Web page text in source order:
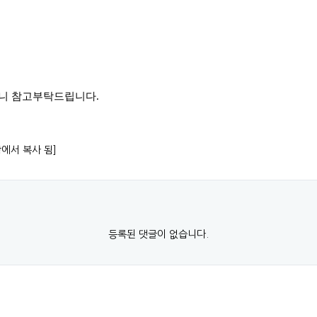
참고부탁드립니다.
서 복사 됨]
등록된 댓글이 없습니다.